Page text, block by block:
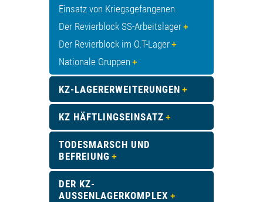
Einsatz von Kriegsgefangenen
Der Revierblock SS-Arbeitslager
Der Revierblock im O.T-Lager
Nationale Gruppen
KZ-LAGERERWEITERUNGEN
KZ HÄFTLINGSEINSATZ
TODESMARSCH UND
BEFREIUNG
DER KZ-
AUSSENLAGERKOMPLEX